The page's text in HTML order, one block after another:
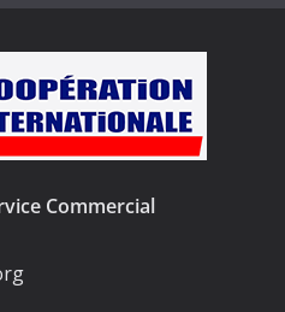
Commercial